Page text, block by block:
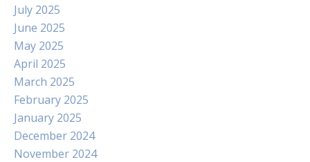
July 2025
June 2025
May 2025
April 2025
March 2025
February 2025
January 2025
December 2024
November 2024